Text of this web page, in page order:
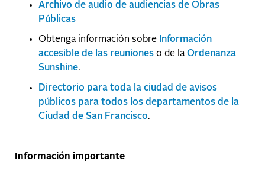
Archivo de audio de audiencias de Obras
Públicas
Obtenga información sobre Información
accesible de las reuniones o de la Ordenanza
Sunshine.
Directorio para toda la ciudad de avisos
públicos para todos los departamentos de la
Ciudad de San Francisco.
Información importante